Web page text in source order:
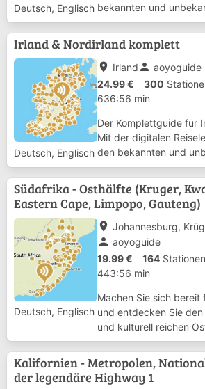
Deutsch, Englisch bekannten und
Namibia: Alle
Guide mit dabei! Egal,
Nationalpark, in die
nac...
Irland & Nordirland komplett
Deutsch, Englisch
place Irland person aoyoguide
24.99 €
300
636:56 min
Der Komplettguide für
Mit der digitalen
den bekannten und
der grünen Insel: Alle
diesem Guide mit
werden Sie in über 10
Südafrika - Osthälfte (Kruger,
Eastern Cape, Limpopo, Gauteng)
Deutsch, Englisch
place Johannesburg, Krüger, Pretoria, Gauteng, Kwa
person aoyoguide
19.99 €
164 Stationen
443:56 min
Machen Sie sich bereit
und entdecken Sie
und kulturell reichen
diesem Audioguide in
Ihrem Armaturenbrett
und gut informiert
Kalifornien - Metropolen,
der legendäre Highway 1